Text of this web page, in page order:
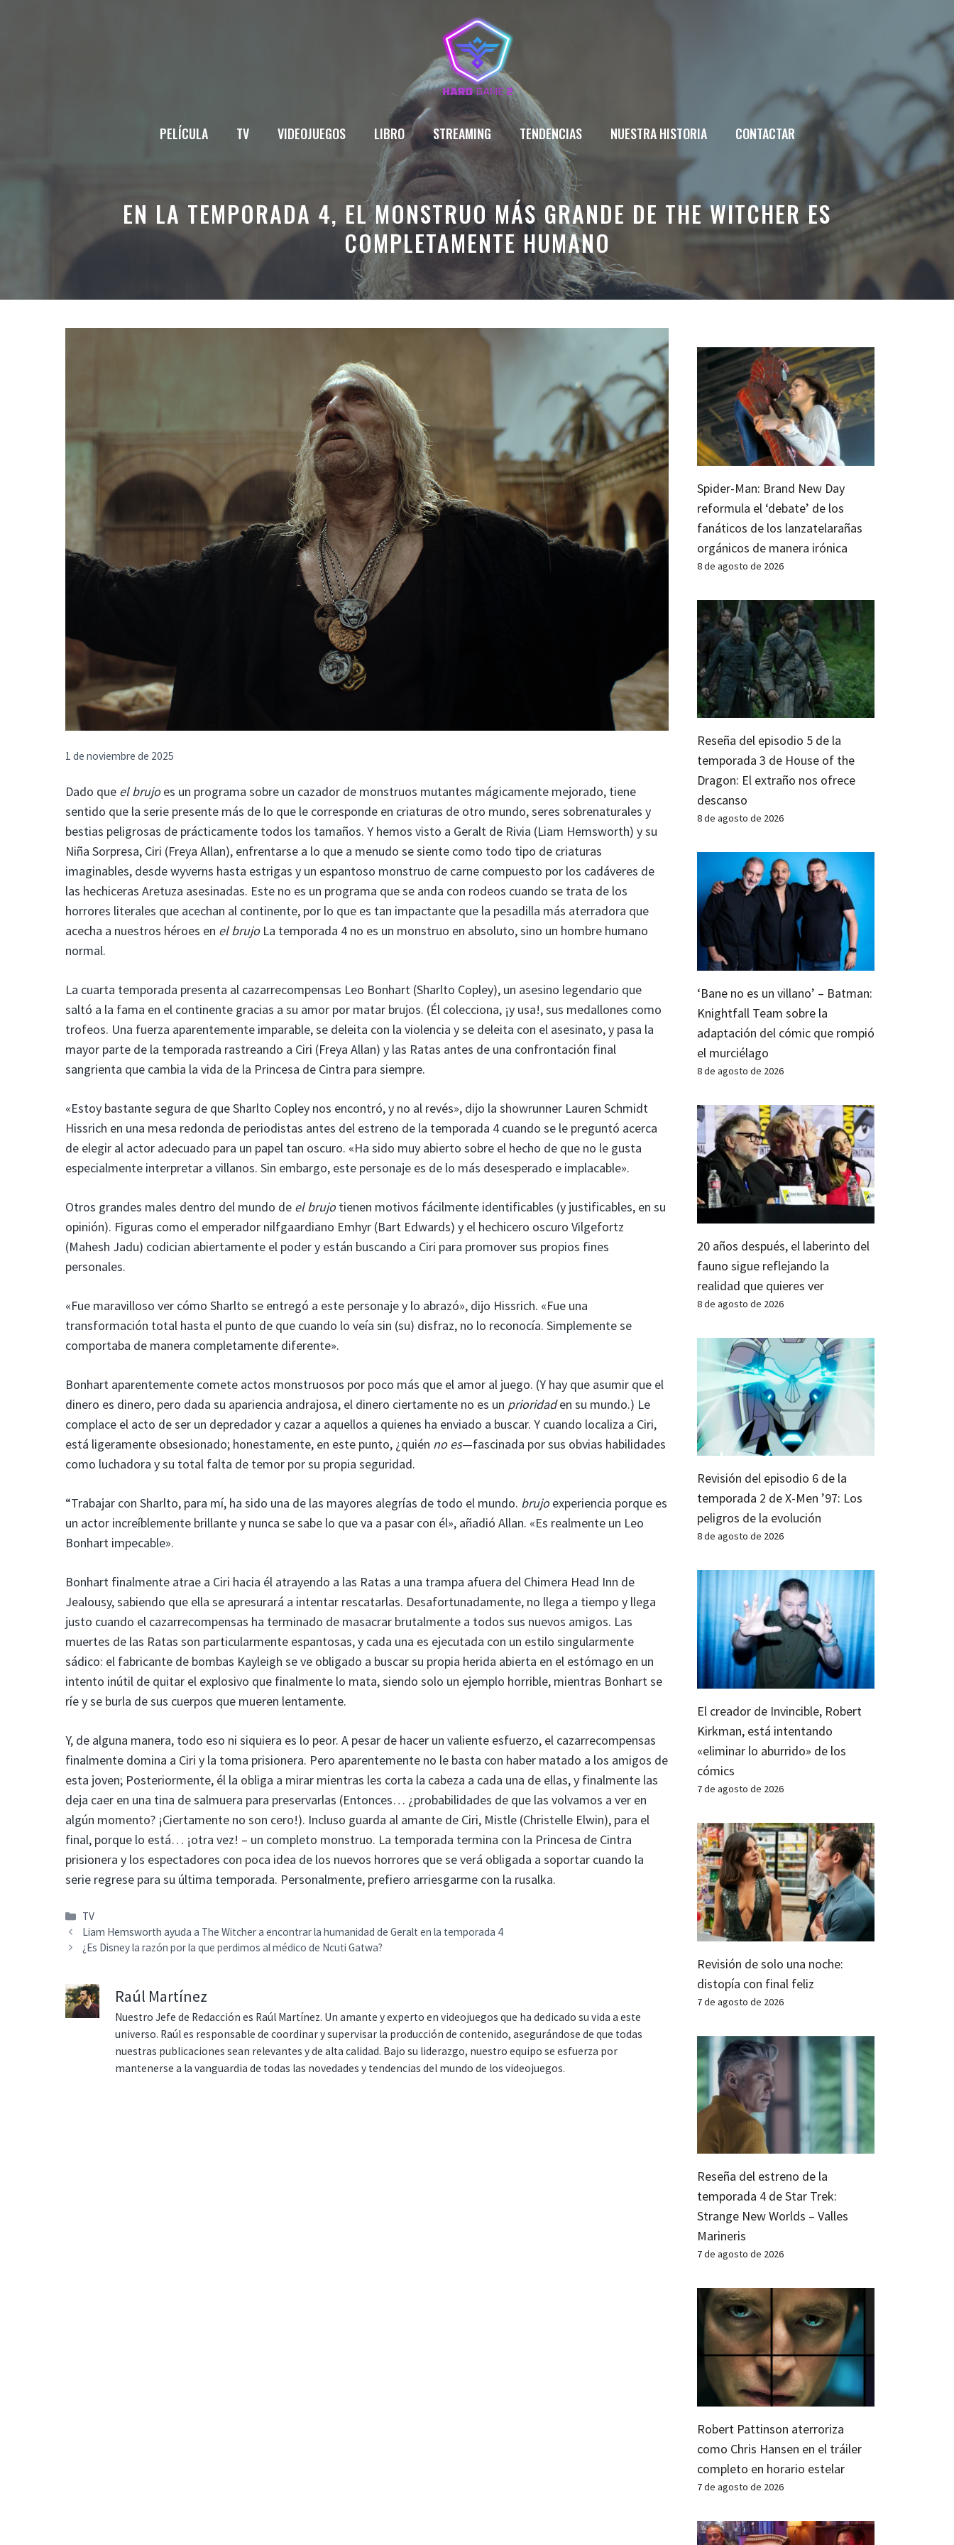
PELÍCULA TV VIDEOJUEGOS LIBRO STREAMING TENDENCIAS NUESTRA HISTORIA CONTACTAR
EN LA TEMPORADA 4, EL MONSTRUO MÁS GRANDE DE THE WITCHER ES
COMPLETAMENTE HUMANO
1 de noviembre de 2025
Dado que el brujoes un programa sobre un cazador de monstruos mutantes mágicamente mejorado, tiene
sentido que la serie presente más de lo que le corresponde en criaturas de otro mundo, seres sobrenaturales y
bestias peligrosas de prácticamente todos los tamaños. Y hemos visto a Geralt de Rivia (Liam Hemsworth) y su
Niña Sorpresa, Ciri (Freya Allan), enfrentarse a lo que a menudo se siente como todo tipo de criaturas
imaginables, desde wyverns hasta estrigas y un espantoso monstruo de carne compuesto por los cadáveres de
las hechiceras Aretuza asesinadas. Este no es un programa que se anda con rodeos cuando se trata de los
horrores literales que acechan al continente, por lo que es tan impactante que la pesadilla más aterradora que
acecha a nuestros héroes en el brujoLa temporada 4 no es un monstruo en absoluto, sino un hombre humano
normal.
La cuarta temporada presenta al cazarrecompensas Leo Bonhart (Sharlto Copley), un asesino legendario que
saltó a la fama en el continente gracias a su amor por matar brujos. (Él colecciona, ¡y usa!, sus medallones como
trofeos. Una fuerza aparentemente imparable, se deleita con la violencia y se deleita con el asesinato, y pasa la
mayor parte de la temporada rastreando a Ciri (Freya Allan) y las Ratas antes de una confrontación final
sangrienta que cambia la vida de la Princesa de Cintra para siempre.
«Estoy bastante segura de que Sharlto Copley nos encontró, y no al revés», dijo la showrunner Lauren Schmidt
Hissrich en una mesa redonda de periodistas antes del estreno de la temporada 4 cuando se le preguntó acerca
de elegir al actor adecuado para un papel tan oscuro. «Ha sido muy abierto sobre el hecho de que no le gusta
especialmente interpretar a villanos. Sin embargo, este personaje es de lo más desesperado e implacable».
Otros grandes males dentro del mundo de el brujotienen motivos fácilmente identificables (y justificables, en su
opinión). Figuras como el emperador nilfgaardiano Emhyr (Bart Edwards) y el hechicero oscuro Vilgefortz
(Mahesh Jadu) codician abiertamente el poder y están buscando a Ciri para promover sus propios fines
personales.
«Fue maravilloso ver cómo Sharlto se entregó a este personaje y lo abrazó», dijo Hissrich. «Fue una
transformación total hasta el punto de que cuando lo veía sin (su) disfraz, no lo reconocía. Simplemente se
comportaba de manera completamente diferente».
Bonhart aparentemente comete actos monstruosos por poco más que el amor al juego. (Y hay que asumir que el
dinero es dinero, pero dada su apariencia andrajosa, el dinero ciertamente no es un prioridaden su mundo.) Le
complace el acto de ser un depredador y cazar a aquellos a quienes ha enviado a buscar. Y cuando localiza a Ciri,
está ligeramente obsesionado; honestamente, en este punto, ¿quién no es—fascinada por sus obvias habilidades
como luchadora y su total falta de temor por su propia seguridad.
“Trabajar con Sharlto, para mí, ha sido una de las mayores alegrías de todo el mundo. brujoexperiencia porque es
un actor increíblemente brillante y nunca se sabe lo que va a pasar con él», añadió Allan. «Es realmente un Leo
Bonhart impecable».
Bonhart finalmente atrae a Ciri hacia él atrayendo a las Ratas a una trampa afuera del Chimera Head Inn de
Jealousy, sabiendo que ella se apresurará a intentar rescatarlas. Desafortunadamente, no llega a tiempo y llega
justo cuando el cazarrecompensas ha terminado de masacrar brutalmente a todos sus nuevos amigos. Las
muertes de las Ratas son particularmente espantosas, y cada una es ejecutada con un estilo singularmente
sádico: el fabricante de bombas Kayleigh se ve obligado a buscar su propia herida abierta en el estómago en un
intento inútil de quitar el explosivo que finalmente lo mata, siendo solo un ejemplo horrible, mientras Bonhart se
ríe y se burla de sus cuerpos que mueren lentamente.
Y, de alguna manera, todo eso ni siquiera es lo peor. A pesar de hacer un valiente esfuerzo, el cazarrecompensas
finalmente domina a Ciri y la toma prisionera. Pero aparentemente no le basta con haber matado a los amigos de
esta joven; Posteriormente, él la obliga a mirar mientras les corta la cabeza a cada una de ellas, y finalmente las
deja caer en una tina de salmuera para preservarlas (Entonces… ¿probabilidades de que las volvamos a ver en
algún momento? ¡Ciertamente no son cero!). Incluso guarda al amante de Ciri, Mistle (Christelle Elwin), para el
final, porque lo está… ¡otra vez! – un completo monstruo. La temporada termina con la Princesa de Cintra
prisionera y los espectadores con poca idea de los nuevos horrores que se verá obligada a soportar cuando la
serie regrese para su última temporada. Personalmente, prefiero arriesgarme con la rusalka.
Categorías
TV
Liam Hemsworth ayuda a The Witcher a encontrar la humanidad de Geralt en la temporada 4
¿Es Disney la razón por la que perdimos al médico de Ncuti Gatwa?
Raúl Martínez
Nuestro Jefe de Redacción es Raúl Martínez. Un amante y experto en videojuegos que ha dedicado su vida a este
universo. Raúl es responsable de coordinar y supervisar la producción de contenido, asegurándose de que todas
nuestras publicaciones sean relevantes y de alta calidad. Bajo su liderazgo, nuestro equipo se esfuerza por
mantenerse a la vanguardia de todas las novedades y tendencias del mundo de los videojuegos.
Spider-Man: Brand New Day
reformula el ‘debate’ de los
fanáticos de los lanzatelarañas
orgánicos de manera irónica
8 de agosto de 2026
Reseña del episodio 5 de la
temporada 3 de House of the
Dragon: El extraño nos ofrece
descanso
8 de agosto de 2026
‘Bane no es un villano’ – Batman:
Knightfall Team sobre la
adaptación del cómic que rompió
el murciélago
8 de agosto de 2026
20 años después, el laberinto del
fauno sigue reflejando la
realidad que quieres ver
8 de agosto de 2026
Revisión del episodio 6 de la
temporada 2 de X-Men ’97: Los
peligros de la evolución
8 de agosto de 2026
El creador de Invincible, Robert
Kirkman, está intentando
«eliminar lo aburrido» de los
cómics
7 de agosto de 2026
Revisión de solo una noche:
distopía con final feliz
7 de agosto de 2026
Reseña del estreno de la
temporada 4 de Star Trek:
Strange New Worlds – Valles
Marineris
7 de agosto de 2026
Robert Pattinson aterroriza
como Chris Hansen en el tráiler
completo en horario estelar
7 de agosto de 2026